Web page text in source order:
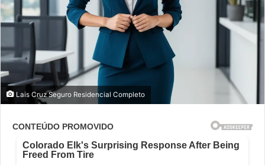
Lais Cruz Seguro Residencial Completo